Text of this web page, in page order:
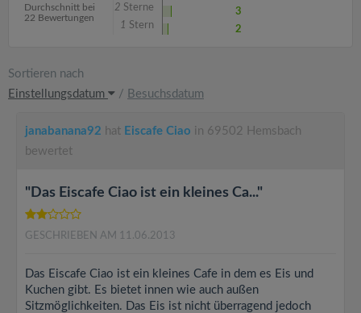
Durchschnitt bei
22 Bewertungen
2 Sterne
3
1 Stern 2
Sortieren nach
Einstellungsdatum
/ Besuchsdatum
janabanana92 hat Eiscafe Ciao in 69502 Hemsbach
bewertet
"Das Eiscafe Ciao ist ein kleines Ca..."
GESCHRIEBEN AM 11.06.2013
Das Eiscafe Ciao ist ein kleines Cafe in dem es Eis und
Kuchen gibt. Es bietet innen wie auch außen
Sitzmöglichkeiten. Das Eis ist nicht überragend jedoch